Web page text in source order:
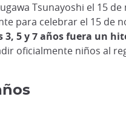
Tsunayoshi el 15
para celebrar el 15 de
5 y 7 años fuera un
oficialmente niños al